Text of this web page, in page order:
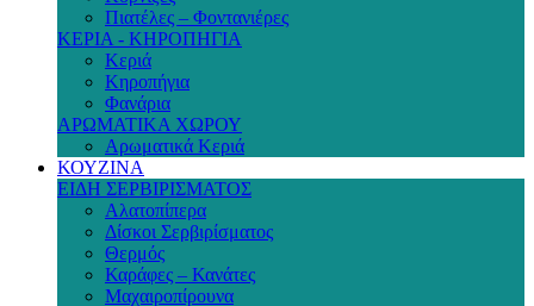
Πιατέλες – Φοντανιέρες
ΚΕΡΙΑ - ΚΗΡΟΠΗΓΙΑ
Κεριά
Κηροπήγια
Φανάρια
ΑΡΩΜΑΤΙΚΑ ΧΩΡΟΥ
Αρωματικά Κεριά
ΚΟΥΖΙΝΑ
ΕΙΔΗ ΣΕΡΒΙΡΙΣΜΑΤΟΣ
Αλατοπίπερα
Δίσκοι Σερβιρίσματος
Θερμός
Καράφες – Κανάτες
Μαχαιροπίρουνα